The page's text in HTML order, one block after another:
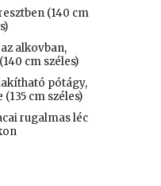
(140 cm
alkovban,
cm széles)
pótágy,
cm széles)
cairugalmas léc